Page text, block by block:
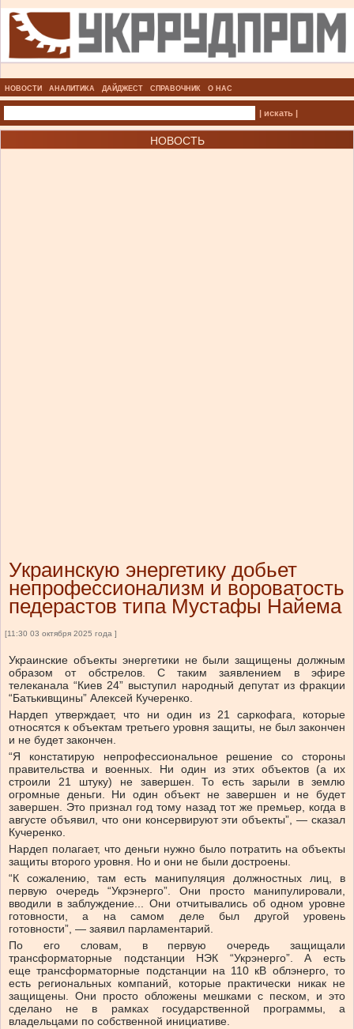
НОВОСТИ АНАЛИТИКА ДАЙДЖЕСТ СПРАВОЧНИК О НАС
| искать |
НОВОСТЬ
Украинскую энергетику добьет
непрофессионализм и вороватость
педерастов типа Мустафы Найема
[11:30 03 октября 2025 года ]
Украинские объекты энергетики не были защищены должным
образом от обстрелов. С таким заявлением в эфире
телеканала “Киев 24” выступил народный депутат из фракции
“Батькивщины” Алексей Кучеренко.
Нардеп утверждает, что ни один из 21 саркофага, которые
относятся к объектам третьего уровня защиты, не был закончен
и не будет закончен.
“Я констатирую непрофессиональное решение со стороны
правительства и военных. Ни один из этих объектов (а их
строили 21 штуку) не завершен. То есть зарыли в землю
огромные деньги. Ни один объект не завершен и не будет
завершен. Это признал год тому назад тот же премьер, когда в
августе объявил, что они консервируют эти объекты”, — сказал
Кучеренко.
Нардеп полагает, что деньги нужно было потратить на объекты
защиты второго уровня. Но и они не были достроены.
“К сожалению, там есть манипуляция должностных лиц, в
первую очередь “Укрэнерго”. Они просто манипулировали,
вводили в заблуждение... Они отчитывались об одном уровне
готовности, а на самом деле был другой уровень
готовности”, — заявил парламентарий.
По его словам, в первую очередь защищали
трансформаторные подстанции НЭК “Укрэнерго”. А есть
еще трансформаторные подстанции на 110 кВ облэнерго, то
есть региональных компаний, которые практически никак не
защищены. Они просто обложены мешками с песком, и это
сделано не в рамках государственной программы, а
владельцами по собственной инициативе.